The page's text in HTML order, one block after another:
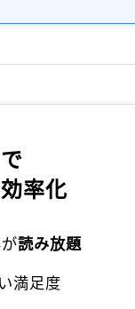
率化
読み放題
満足度
お気に入りに保